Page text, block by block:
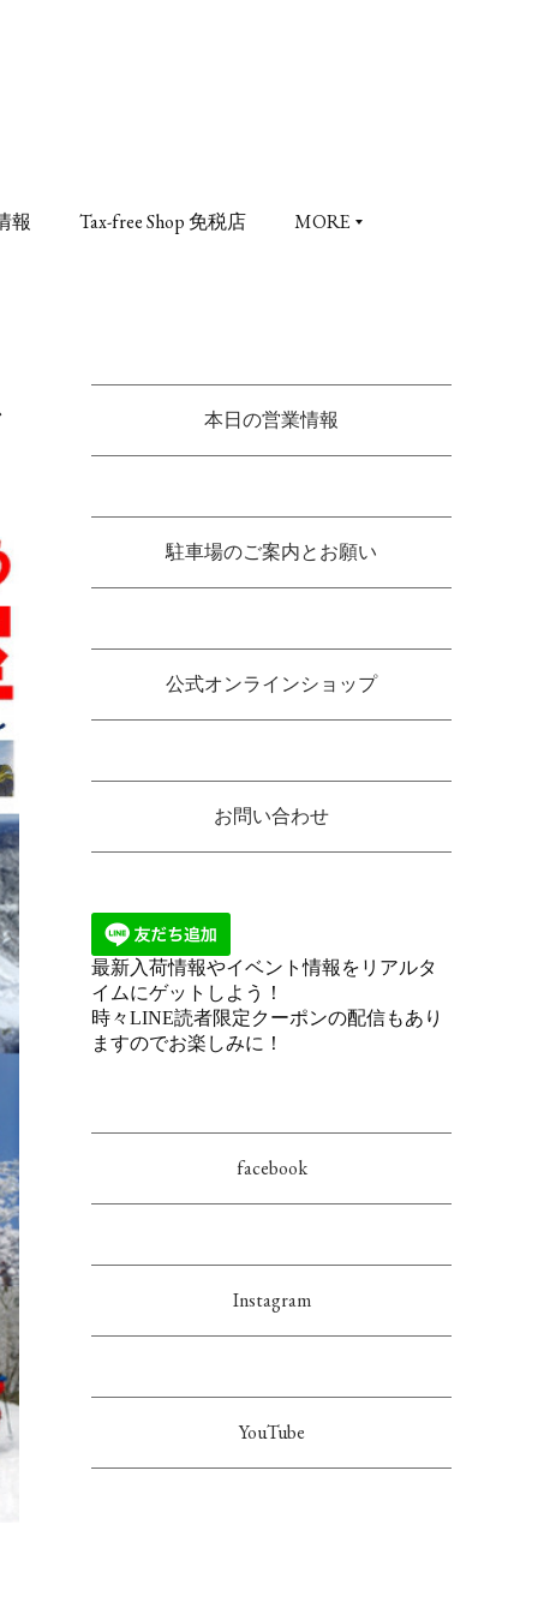
報 Tax-free Shop 免税店 MORE
本日の営業情報
駐車場のご案内とお願い
公式オンラインショップ
お問い合わせ
facebook
Instagram
YouTube